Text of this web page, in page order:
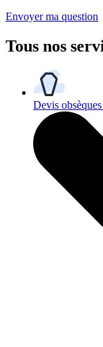
Envoyer ma question
Tous nos
Devis obsèques